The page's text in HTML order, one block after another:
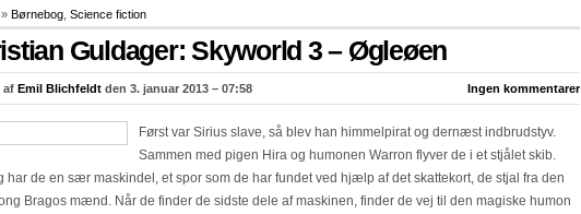
» Børnebog Science fiction
Guldager: Skyworld 3 – Øgleøen
af Emil Blichfeldt den 3. januar 2013 – 07:58 Ingen kommentarer
Først var Sirius slave, så blev han himmelpirat og dernæst indbrudstyv.
Sammen med pigen Hira og humonen Warron flyver de i et stjålet skib.
har de en sær maskindel, et spor som de har fundet ved hjælp af det skattekort, de stjal fra den
Bragos mænd. Når de finder de sidste dele af maskinen, finder de vej til den magiske humon